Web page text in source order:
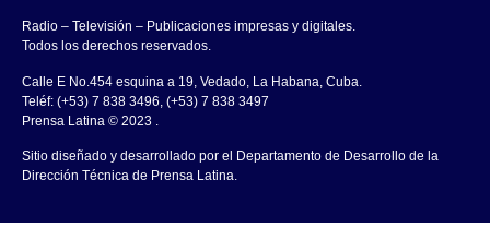
Radio – Televisión – Publicaciones impresas y digitales.
Todos los derechos reservados.
Calle E No.454 esquina a 19, Vedado, La Habana, Cuba.
Teléf: (+53) 7 838 3496, (+53) 7 838 3497
Prensa Latina © 2023 .
Sitio diseñado y desarrollado por el Departamento de Desarrollo de la
Dirección Técnica de Prensa Latina.